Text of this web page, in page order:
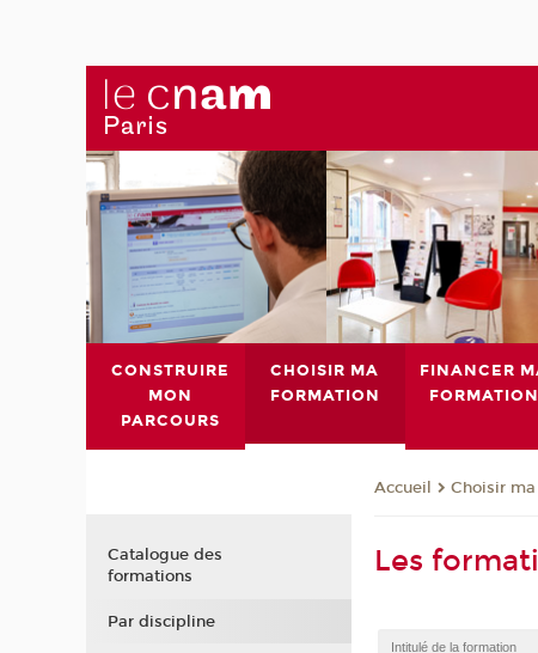
CONSTRUIRE
MON
PARCOURS
CHOISIR MA
FORMATION
FINANCER
FORMATION
Accueil Choisir
Les
Catalogue des
formations
Par discipline